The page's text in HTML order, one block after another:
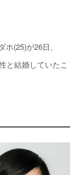
(25)が26日、
と結婚していたこ